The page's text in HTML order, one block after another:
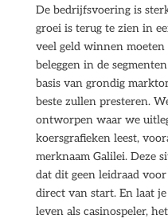
De bedrijfsvoering is
groei is terug te zien in
veel geld winnen
beleggen in de
basis van grondig
beste zullen presteren.
ontworpen waar we
koersgrafieken leest,
merknaam Galilei. Deze
dat dit geen leidraad
direct van start. En laat
leven als casinospeler,